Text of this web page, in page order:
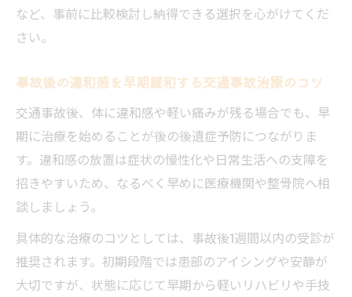
適正な補償を受けるための通院記録の取り
通院先選びで補償額が変わる理由
後悔しない交通事故治療の判断軸を身につける
交通事故治療の判断基準比較表
後悔しないための治療方針の決め方
交通事故治療で迷わない選択のヒント
治療先選びで重要視すべきポイント
交通事故治療を安心して続けるための心得
など、事前に比較検討し納得できる選択を心がけてくだ
さい。
事故後の違和感を早期緩和する交通事故治療のコツ
交通事故後、体に違和感や軽い痛みが残る場合でも、早
期に治療を始めることが後の後遺症予防につながりま
す。違和感の放置は症状の慢性化や日常生活への支障を
招きやすいため、なるべく早めに医療機関や整骨院へ相
談しましょう。
具体的な治療のコツとしては、事故後1週間以内の受診が
推奨されます。初期段階では患部のアイシングや安静が
大切ですが、状態に応じて早期から軽いリハビリや手技